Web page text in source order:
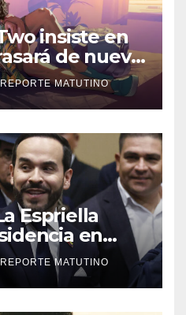
Two insiste en
de nuevo
también
REPORTE MATUTINO
Espriella
en
REPORTE MATUTINO